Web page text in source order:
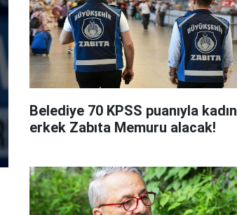
Belediye 70 KPSS puanıyla kadın
erkek Zabıta Memuru alacak!